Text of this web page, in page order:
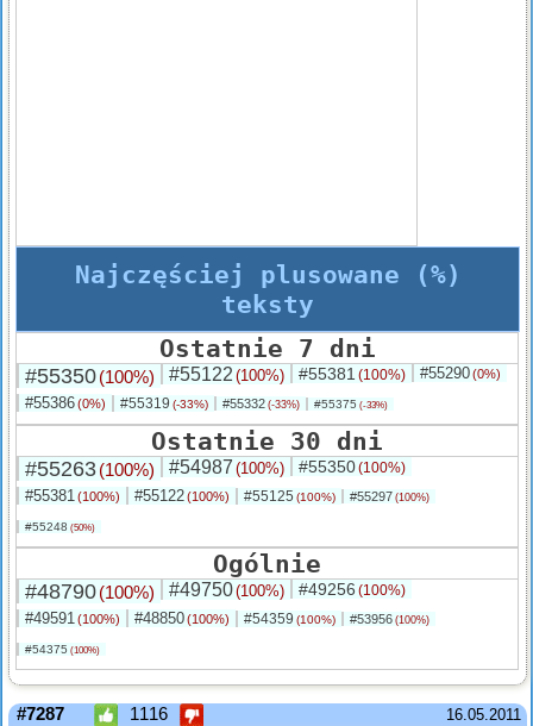
Najczęściej plusowane (%)
teksty
Ostatnie 7 dni
#55350(100%) #55122 (100%) #55381 (100%) #55290(0%)
#55386(0%) #55319 (-33%) #55332 (-33%) #55375 (-33%)
Ostatnie 30 dni
#55263(100%) #54987 (100%) #55350(100%)
#55381(100%) #55122(100%) #55125 (100%) #55297 (100%)
#55248 (50%)
Ogólnie
#48790(100%) #49750(100%) #49256 (100%)
#49591(100%) #48850(100%) #54359 (100%) #53956 (100%)
#54375 (100%)
16.05.2011
#7287 1116